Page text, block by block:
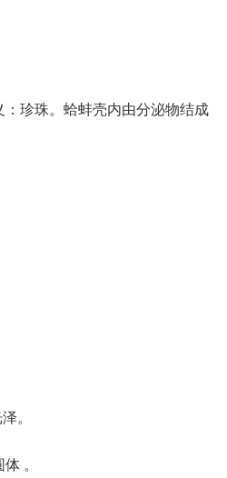
珍珠。蛤蚌壳内由分泌物结成
。
。